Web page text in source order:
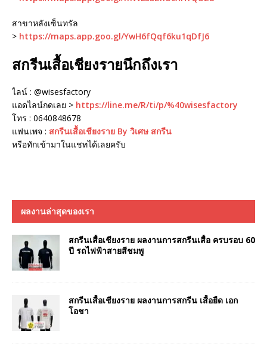
สาขาหลังเซ็นทรัล
> https://maps.app.goo.gl/YwH6fQqf6ku1qDfJ6
สกรีนเสื้อเชียงรายนึกถึงเรา
ไลน์ : @wisesfactory
แอดไลน์กดเลย > https://line.me/R/ti/p/%40wisesfactory
โทร : 0640848678
แฟนเพจ : สกรีนเสื้อเชียงราย By วิเศษ สกรีน
หรือทักเข้ามาในแชทได้เลยครับ
ผลงานล่าสุดของเรา
สกรีนเสื้อเชียงราย ผลงานการสกรีนเสื้อ ครบรอบ 60
ปี รถไฟฟ้าสายสีชมพู
สกรีนเสื้อเชียงราย ผลงานการสกรีน เสื้อยืด เอก
โอชา